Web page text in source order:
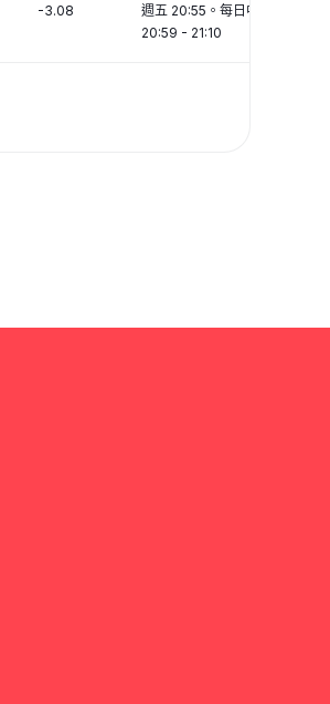
-3.08
週五 20:55。每日中斷時段
20:59 - 21:10